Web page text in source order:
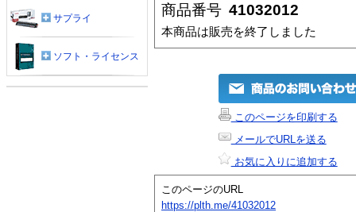
商品番号 41032012
本商品は販売を終了しました
このページを印刷する
メールでURLを送る
お気に入りに追加する
このページのURL
https://plth.me/41032012
サプライ
ソフト・ライセンス